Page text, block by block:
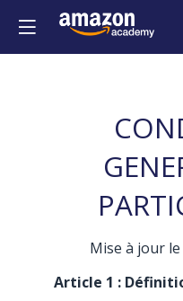
Mise à jour
Article 1 :